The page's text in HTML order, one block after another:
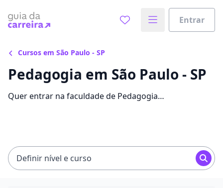
Entrar
Cursos em São Paulo - SP
Pedagogia em São Paulo - SP
Quer entrar na faculdade de Pedagogia
Definir nível e curso